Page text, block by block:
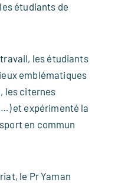
étudiants de
les étudiants
emblématiques
les citernes
et expérimenté la
en commun
le Pr Yaman